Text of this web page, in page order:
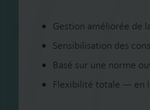
Gestion améliorée de
Sensibilisation des
Basé sur une norme
Flexibilité totale — en